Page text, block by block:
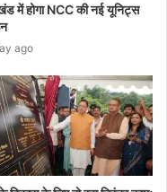
में होगा NCC की नई यूनिट्स
ago